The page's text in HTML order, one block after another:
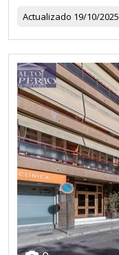
Actualizado 19/10/2025